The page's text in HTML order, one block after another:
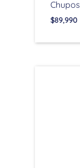
Chupos
$89,990